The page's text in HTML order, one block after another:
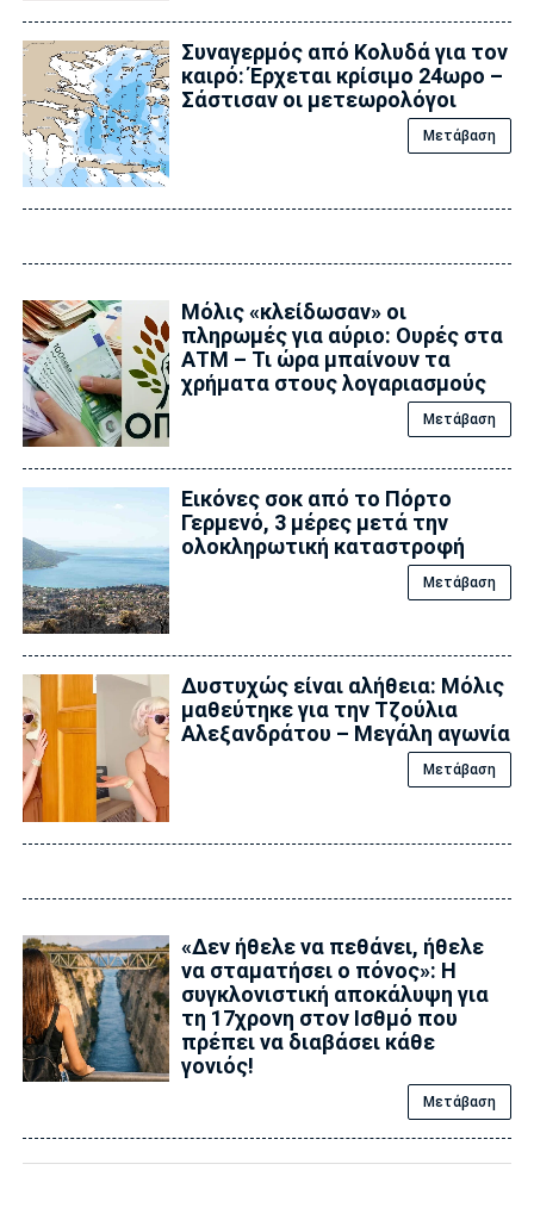
Συναγερμός από Κολυδά για τον
καιρό: Έρχεται κρίσιμο 24ωρο –
Σάστισαν οι μετεωρολόγοι
Μετάβαση
Μόλις «κλείδωσαν» οι
πληρωμές για αύριο: Ουρές στα
ΑΤΜ – Τι ώρα μπαίνουν τα
χρήματα στους λογαριασμούς
Μετάβαση
Εικόνες σοκ από το Πόρτο
Γερμενό, 3 μέρες μετά την
ολοκληρωτική καταστροφή
Μετάβαση
Δυστυχώς είναι αλήθεια: Μόλις
μαθεύτηκε για την Τζούλια
Αλεξανδράτου – Μεγάλη αγωνία
Μετάβαση
«Δεν ήθελε να πεθάνει, ήθελε
να σταματήσει ο πόνος»: Η
συγκλονιστική αποκάλυψη για
τη 17χρονη στον Ισθμό που
πρέπει να διαβάσει κάθε
γονιός!
Μετάβαση